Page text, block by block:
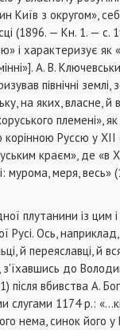
Київ з округом»,
(1896. — Кн. 1. — с.
і характеризує як
А. В.
північні землі,
на яких, власне, й
племені»,
Руссю у XII
краєм», де «в
мурома, меря, весь»
плутанини із цим
Русі. Ось,
й переяславці, й
з'їхавшись до
після вбивства А.
слугами 1174 р.:
нема, синок його у